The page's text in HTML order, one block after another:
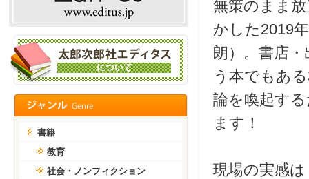
無策のまま
かした2019
朗）。書店
う本でもあ
論を喚起す
ます！
現場の実感
書籍
教育
社会・ノンフィクション